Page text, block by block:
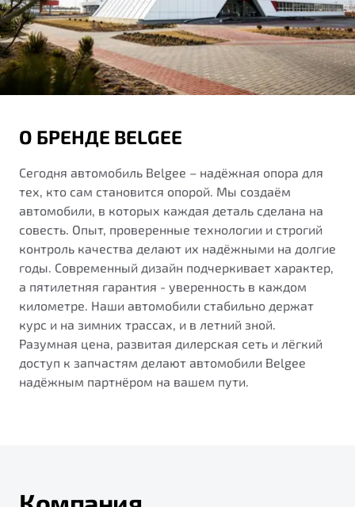
от 1 699 990 ₽*
Обзор В наличии
X70
Универсальный кроссовер
от 2 499 990 ₽*
Обзор В наличии
Подробно
Тест-драйв
Спецпредложения
Будьте еще более уверены на дорогах с программой
Преимущества программы
Запись на сервис
Калькулятор ТО
Клиентская поддержка
О БРЕНДЕ BELGEE
Сегодня автомобиль Belgee – надёжная опора для
тех, кто сам становится опорой. Мы создаём
автомобили, в которых каждая деталь сделана на
совесть. Опыт, проверенные технологии и строгий
контроль качества делают их надёжными на долгие
годы. Современный дизайн подчеркивает характер,
а пятилетняя гарантия - уверенность в каждом
километре. Наши автомобили стабильно держат
курс и на зимних трассах, и в летний зной.
Разумная цена, развитая дилерская сеть и лёгкий
доступ к запчастям делают автомобили Belgee
надёжным партнёром на вашем пути.